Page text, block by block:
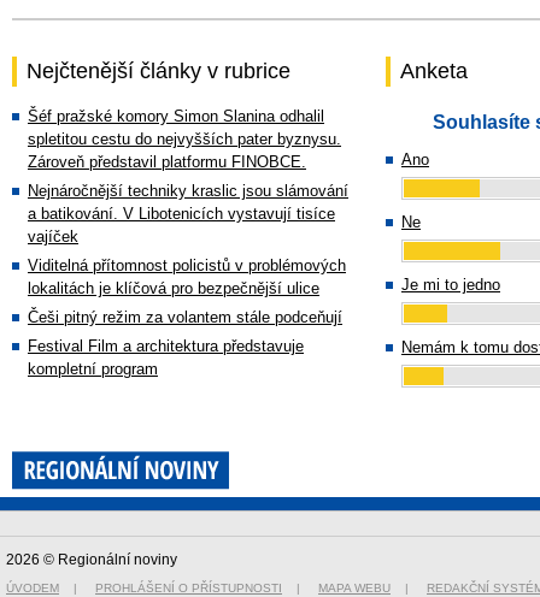
Nejčtenější články v rubrice
Šéf pražské komory Simon Slanina odhalil
spletitou cestu do nejvyšších pater byznysu.
Zároveň představil platformu FINOBCE.
Nejnáročnější techniky kraslic jsou slámování
a batikování. V Libotenicích vystavují tisíce
vajíček
Viditelná přítomnost policistů v problémových
lokalitách je klíčová pro bezpečnější ulice
Češi pitný režim za volantem stále podceňují
Festival Film a architektura představuje
kompletní program
Anketa
Souhlasíte
Ano
Ne
Je mi to jedno
Nemám k tomu
2026 © Regionální noviny
ÚVODEM | PROHLÁŠENÍ O PŘÍSTUPNOSTI | MAPA WEBU | REDAKČNÍ